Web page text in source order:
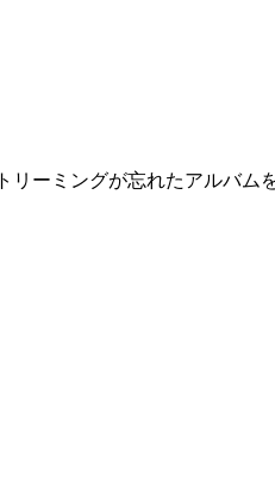
ーミングが忘れたアルバム